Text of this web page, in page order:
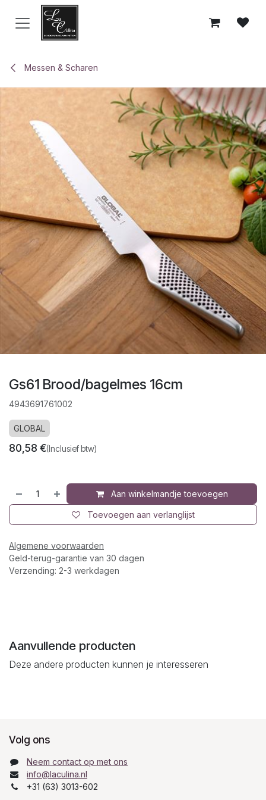
Overslaan naar inhoud
Messen & Scharen
Gs61 Brood/bagelmes 16cm
4943691761002
GLOBAL
80,58 €(Inclusief btw)
Aan winkelmandje toevoegen
Toevoegen aan verlanglijst
Algemene voorwaarden
Geld-terug-garantie van 30 dagen
Verzending: 2-3 werkdagen
Aanvullende producten
Deze andere producten kunnen je interesseren
Volg ons
Neem contact op met ons
info@laculina.nl
+31 (63) 3013-602